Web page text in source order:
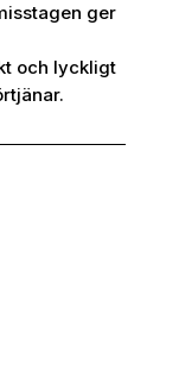
ger
och lyckligt